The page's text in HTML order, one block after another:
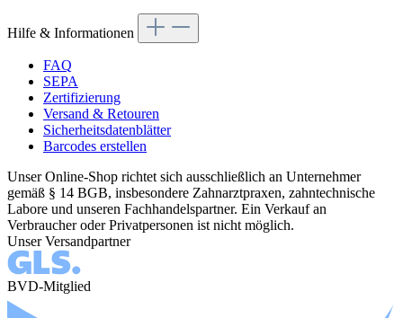
Hilfe & Informationen
FAQ
SEPA
Zertifizierung
Versand & Retouren
Sicherheitsdatenblätter
Barcodes erstellen
Unser Online-Shop richtet sich ausschließlich an Unternehmer
gemäß § 14 BGB, insbesondere Zahnarztpraxen, zahntechnische
Labore und unseren Fachhandelspartner. Ein Verkauf an
Verbraucher oder Privatpersonen ist nicht möglich.
Unser Versandpartner
BVD-Mitglied